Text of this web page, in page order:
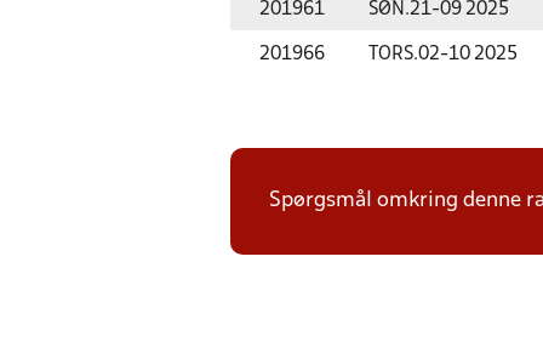
201961 SØN.21-09 2025
201966 TORS.02-10 2025
Spørgsmål omkring denne